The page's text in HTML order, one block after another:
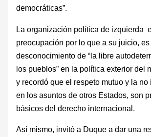
democráticas”.
La organización política de izquierda
preocupación por lo que a su juicio, es
desconocimiento de “la libre
los pueblos” en la política exterior del
y recordó que el respeto mutuo y la no
en los asuntos de otros Estados, son
básicos del derecho internacional.
Así mismo, invitó a Duque a dar una